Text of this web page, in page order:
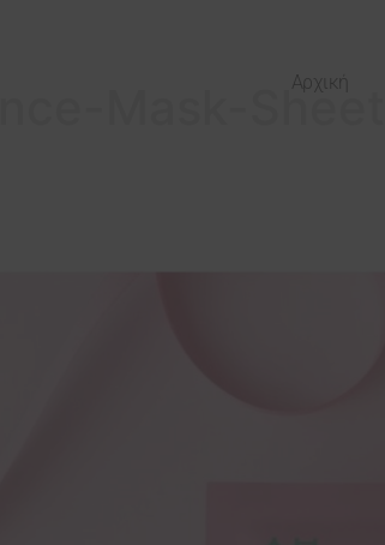
Αρχική
Mask-